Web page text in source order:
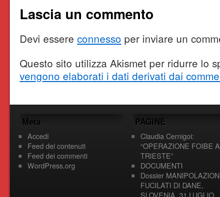
Lascia un commento
Devi essere connesso per inviare un
Questo sito utilizza Akismet per ridurre lo
vengono elaborati i dati derivati dai
Meta
Accedi
Feed dei contenuti
Feed dei commenti
WordPress.org
PAGINE
Claudia Cernigoi:
“OPERAZIONE FOIBE A
TRIESTE”
DOCUMENTI
Dossier
FUCILATI DI DANE,
SLOVENIA, 31 LUGLIO